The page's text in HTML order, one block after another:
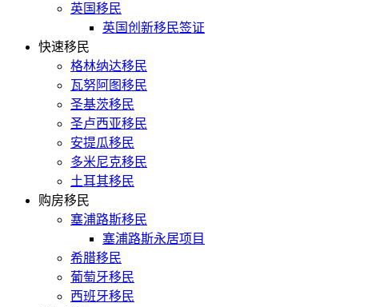
英国移民
英国创新移民签证
快速移民
格林纳达移民
瓦努阿图移民
圣基茨移民
圣卢西亚移民
安提瓜移民
多米尼克移民
土耳其移民
购房移民
塞浦路斯移民
塞浦路斯永居项目
希腊移民
葡萄牙移民
西班牙移民